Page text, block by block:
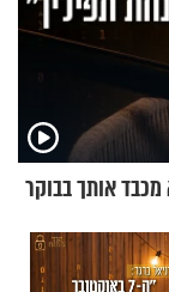
אותך בבוקר